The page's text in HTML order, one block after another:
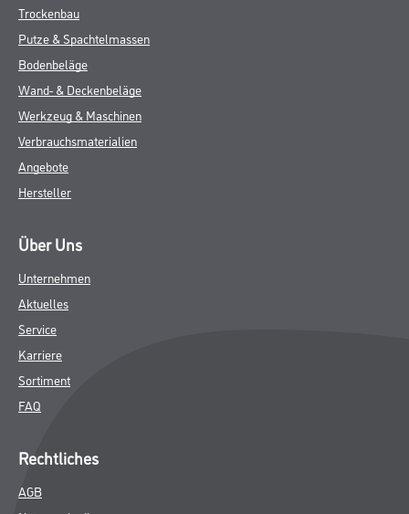
Trockenbau
Putze & Spachtelmassen
Bodenbeläge
Wand- & Deckenbeläge
Werkzeug & Maschinen
Verbrauchsmaterialien
Angebote
Hersteller
Über Uns
Unternehmen
Aktuelles
Service
Karriere
Sortiment
FAQ
Rechtliches
AGB